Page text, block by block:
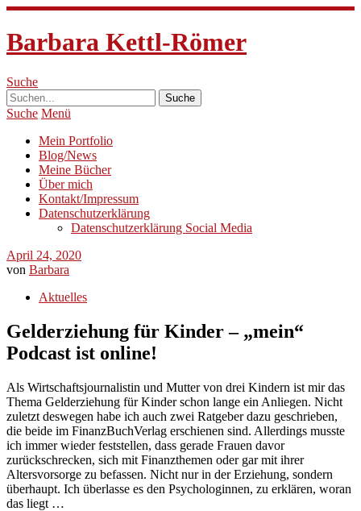
Barbara Kettl-Römer
Suche
Suche Menü
Mein Portfolio
Blog/News
Meine Bücher
Über mich
Kontakt/Impressum
Datenschutzerklärung
Datenschutzerklärung Social Media
April 24, 2020
von Barbara
Aktuelles
Gelderziehung für Kinder – „mein“
Podcast ist online!
Als Wirtschaftsjournalistin und Mutter von drei Kindern ist mir das
Thema Gelderziehung für Kinder schon lange ein Anliegen. Nicht
zuletzt deswegen habe ich auch zwei Ratgeber dazu geschrieben,
die beide im FinanzBuchVerlag erschienen sind. Allerdings musste
ich immer wieder feststellen, dass gerade Frauen davor
zurückschrecken, sich mit Finanzthemen oder gar mit ihrer
Altersvorsorge zu befassen. Nicht nur in der Erziehung, sondern
überhaupt. Ich überlasse es den Psychologinnen, zu erklären, woran
das liegt …